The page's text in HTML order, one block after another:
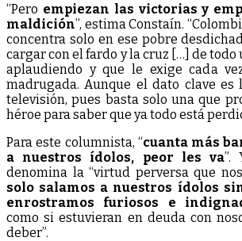
“Pero empiezan las victorias y
maldición”, estima Constaín.
concentra solo en ese pobre
cargar con el fardo y la cruz […] de todo
aplaudiendo y que le exige cada
madrugada. Aunque el dato clave es
televisión, pues basta solo una que
héroe para saber que ya todo está
Para este columnista, “cuanta más
a nuestros ídolos, peor les va”.
denomina la “virtud perversa que nos
solo salamos a nuestros ídolos
enrostramos furiosos e
como si estuvieran en deuda con
deber”.